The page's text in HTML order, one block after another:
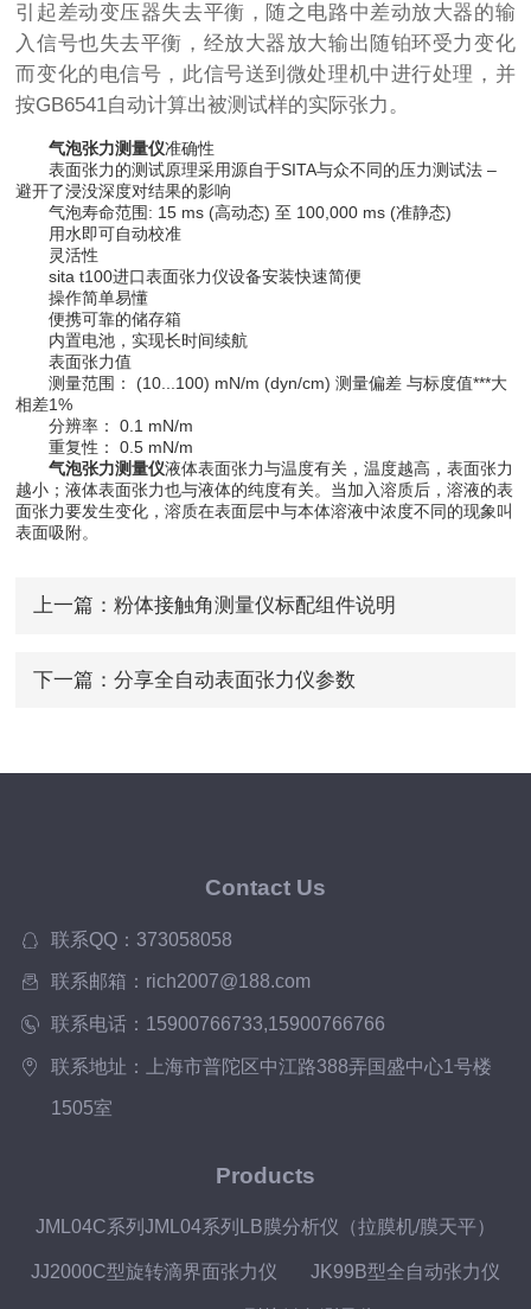
引起差动变压器失去平衡，随之电路中差动放大器的输
入信号也失去平衡，经放大器放大输出随铂环受力变化
而变化的电信号，此信号送到微处理机中进行处理，并
按GB6541自动计算出被测试样的实际张力。
气泡张力测量仪准确性
表面张力的测试原理采用源自于SITA与众不同的压力测试法 –
避开了浸没深度对结果的影响
气泡寿命范围: 15 ms (高动态) 至 100,000 ms (准静态)
用水即可自动校准
灵活性
sita t100进口表面张力仪设备安装快速简便
操作简单易懂
便携可靠的储存箱
内置电池，实现长时间续航
表面张力值
测量范围： (10...100) mN/m (dyn/cm) 测量偏差 与标度值***大
相差1%
分辨率： 0.1 mN/m
重复性： 0.5 mN/m
气泡张力测量仪液体表面张力与温度有关，温度越高，表面张力
越小；液体表面张力也与液体的纯度有关。当加入溶质后，溶液的表
面张力要发生变化，溶质在表面层中与本体溶液中浓度不同的现象叫
表面吸附。
上一篇： 粉体接触角测量仪标配组件说明
下一篇： 分享全自动表面张力仪参数
Contact Us
联系QQ：373058058
联系邮箱：rich2007@188.com
联系电话：15900766733,15900766766
联系地址：上海市普陀区中江路388弄国盛中心1号楼
1505室
Products
JML04C系列JML04系列LB膜分析仪（拉膜机/膜天平）
JJ2000C型旋转滴界面张力仪 JK99B型全自动张力仪